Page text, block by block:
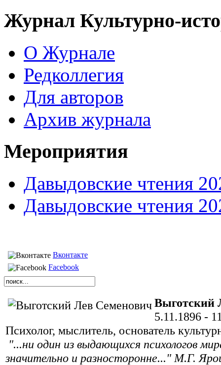
Журнал Культурно-
О Журнале
Редколлегия
Для авторов
Архив журнала
Мероприятия
Давыдовские чтения
Давыдовские чтения
Вконтакте
Facebook
Выготский
5.11.1896 -
Психолог, мыслитель, основатель
"...ни один из выдающихся психологов
значительно и разносторонне..." М.Г.